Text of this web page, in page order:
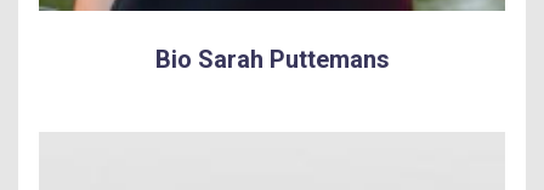
Bio Sarah Puttemans